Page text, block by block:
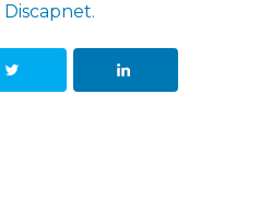
Discapnet.